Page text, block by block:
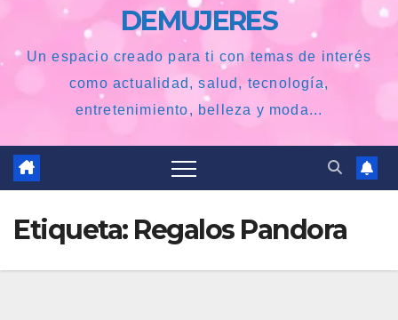
DEMUJERES
Un espacio creado para ti con temas de interés
como actualidad, salud, tecnología,
entretenimiento, belleza y moda...
Etiqueta: Regalos Pandora